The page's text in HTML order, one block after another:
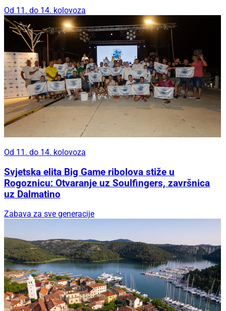
Od 11. do 14. kolovoza
Od 11. do 14. kolovoza
Svjetska elita Big Game ribolova stiže u
Rogoznicu: Otvaranje uz Soulfingers, završnica
uz Dalmatino
Zabava za sve generacije